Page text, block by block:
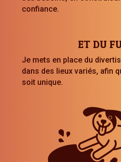
confiance.
ET DU
Je mets en place du
dans des lieux variés, afin
soit unique.